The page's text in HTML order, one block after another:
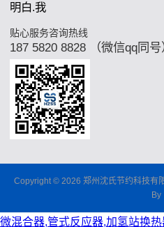
明白.我
贴心服务咨询热线
187 5820 8828 （微信qq同号
Copyright © 2026 郑州沈氏节约科技有
By
微混合器,管式反应器,加氢站换